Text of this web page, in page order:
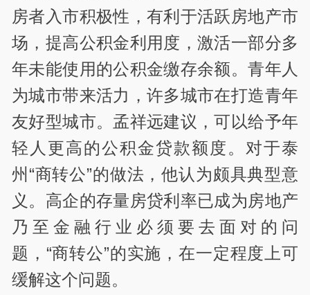
房者入市积极性，有利于活跃房地产市
场，提高公积金利用度，激活一部分多
年未能使用的公积金缴存余额。青年人
为城市带来活力，许多城市在打造青年
友好型城市。孟祥远建议，可以给予年
轻人更高的公积金贷款额度。对于泰
州“商转公”的做法，他认为颇具典型意
义。高企的存量房贷利率已成为房地产
乃至金融行业必须要去面对的问
题，“商转公”的实施，在一定程度上可
缓解这个问题。